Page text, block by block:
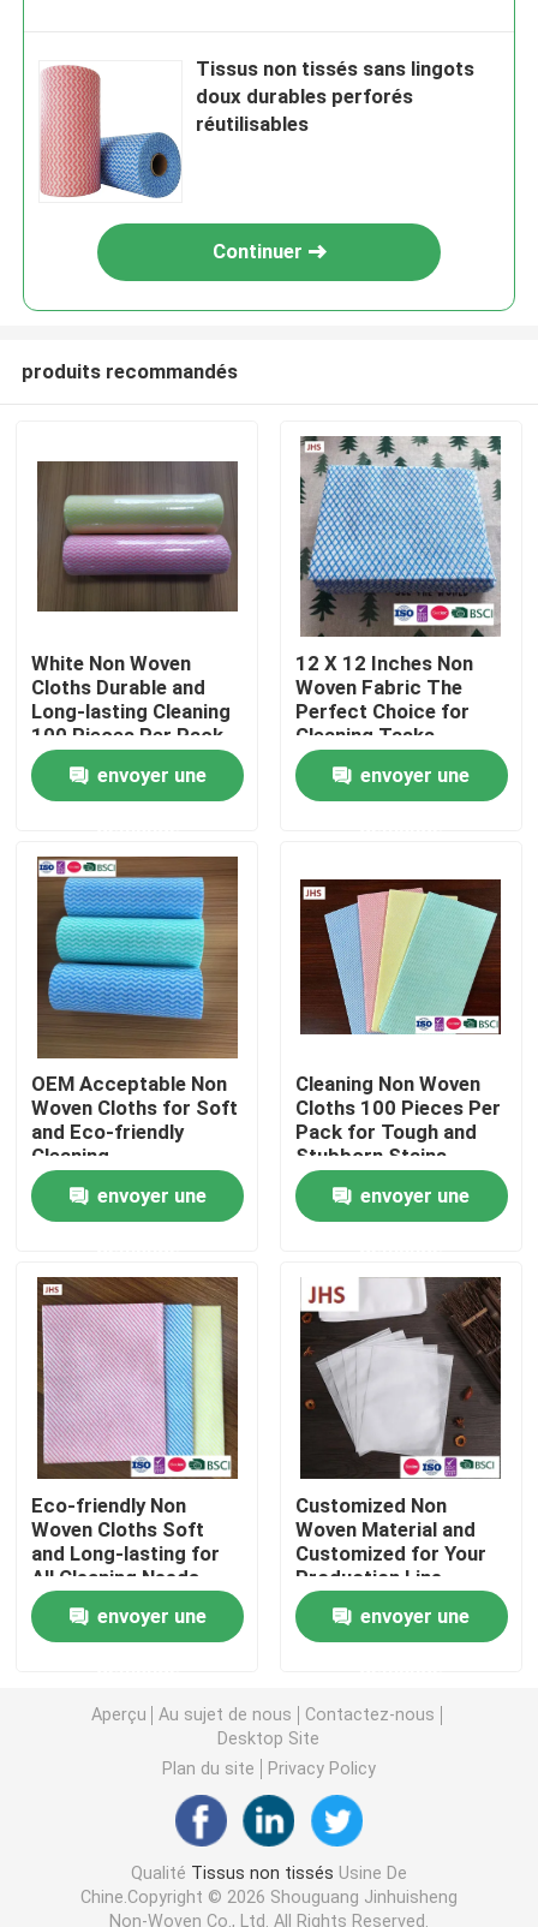
À la maison
Produits
Visite de l'usine
Contrôle de la qualité
Nous contacter
Nouvelles
Demandez un devis
Tissus non tissés
Rouleau jumbo non tissé
Nappe non-tissée
Tissu de nettoyage ménager
Chiffons de nettoyage de Spunlace
Chiffons de nettoyage jetables
Essuie-glaces pour les services alimentaires
Seringues de cuisine jetables
Tissus non tissés sans lingots
doux durables perforés
réutilisables
Continuer
produits recommandés
White Non Woven
Cloths Durable and
Long-lasting Cleaning
100 Pieces Per Pack
envoyer une
12 X 12 Inches Non
Woven Fabric The
Perfect Choice for
Cleaning Tasks
envoyer une
OEM Acceptable Non
Woven Cloths for Soft
and Eco-friendly
Cleaning
envoyer une
Cleaning Non Woven
Cloths 100 Pieces Per
Pack for Tough and
Stubborn Stains
envoyer une
Eco-friendly Non
Woven Cloths Soft
and Long-lasting for
All Cleaning Needs
envoyer une
Customized Non
Woven Material and
Customized for Your
Production Line
Efficiency
envoyer une
Aperçu Au sujet de nous
Contactez-nous
Desktop Site
Plan du site
Privacy Policy
Qualité Tissus non tissés Usine De
Chine.Copyright © 2026 Shouguang Jinhuisheng
Non-Woven Co., Ltd. All Rights Reserved.